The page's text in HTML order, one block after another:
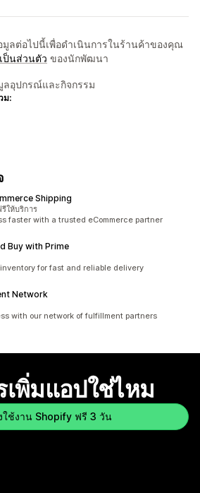
ลต่อไปนี้เพื่อดำเนินการในร้านค้าของคุณ
ป็นส่วนตัว ของนักพัฒนา
ลอุปกรณ์และกิจกรรม
ม:
Shipping
ให้บริการ
faster with a trusted eCommerce partner
Buy with Prime
for fast and reliable delivery
Network
with our network of fulfillment partners
เพิ่มแอปใช่ไหม
ใช้งาน Shopify ฟรี 3 วัน